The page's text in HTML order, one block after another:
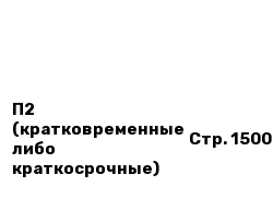
П2
(кратковременные
либо
краткосрочные)
Стр. 1500